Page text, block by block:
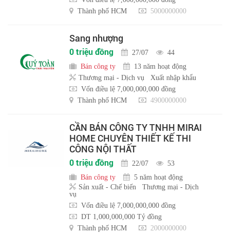
Thành phố HCM
5000000000
Sang nhượng
0 triệu đồng 27/07
44
Bán công ty
13 năm hoạt động
Thương mại - Dịch vụ
Xuất nhập khẩu
Vốn điều lệ 7,000,000,000 đồng
Thành phố HCM
4900000000
CẦN BÁN CÔNG TY TNHH MIRAI
HOME CHUYÊN THIẾT KẾ THI
CÔNG NỘI THẤT
0 triệu đồng 22/07
53
Bán công ty
5 năm hoạt động
Sản xuất - Chế biến
Thương mại - Dịch
vụ
Vốn điều lệ 7,000,000,000 đồng
DT 1,000,000,000 Tỷ đồng
Thành phố HCM
2000000000